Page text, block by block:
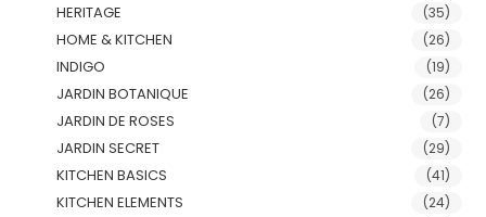
HERITAGE (35)
HOME & KITCHEN (26)
INDIGO (19)
JARDIN BOTANIQUE (26)
JARDIN DE ROSES (7)
JARDIN SECRET (29)
KITCHEN BASICS (41)
KITCHEN ELEMENTS (24)